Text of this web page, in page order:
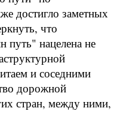
достигло заметных
что
путь" нацелена не
и соседними
дорожной
стран, между ними,